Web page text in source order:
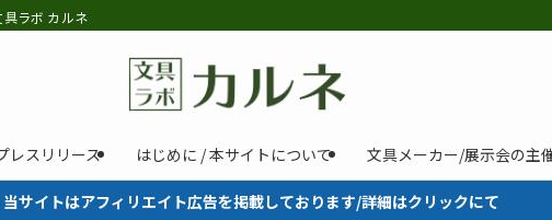
ラボ カルネ
レスリリース はじめに / 本サイトについて 文具メーカー/展示会の主
当サイトはアフィリエイト広告を掲載しております/詳細はクリックにて